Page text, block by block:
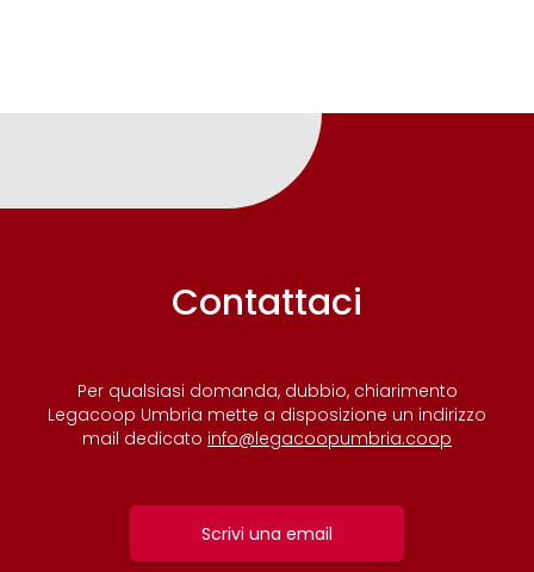
Contattaci
Per qualsiasi domanda, dubbio, chiarimento
Legacoop Umbria mette a disposizione un indirizzo
mail dedicato info@legacoopumbria.coop
Scrivi una email